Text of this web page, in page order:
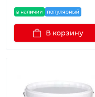
в наличии популярный
В корзину